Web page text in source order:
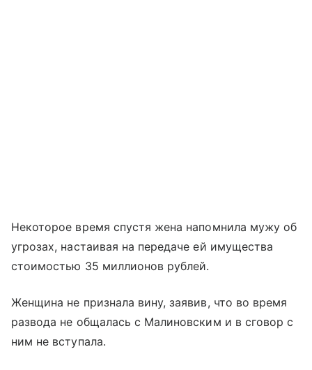
Некоторое время спустя жена напомнила мужу об
угрозах, настаивая на передаче ей имущества
стоимостью 35 миллионов рублей.
Женщина не признала вину, заявив, что во время
развода не общалась с Малиновским и в сговор с
ним не вступала.